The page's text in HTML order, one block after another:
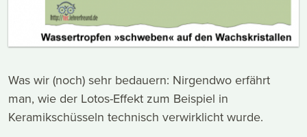
Was wir (noch) sehr bedauern: Nirgendwo erfährt
man, wie der Lotos-Effekt zum Beispiel in
Keramikschüsseln technisch verwirklicht wurde.